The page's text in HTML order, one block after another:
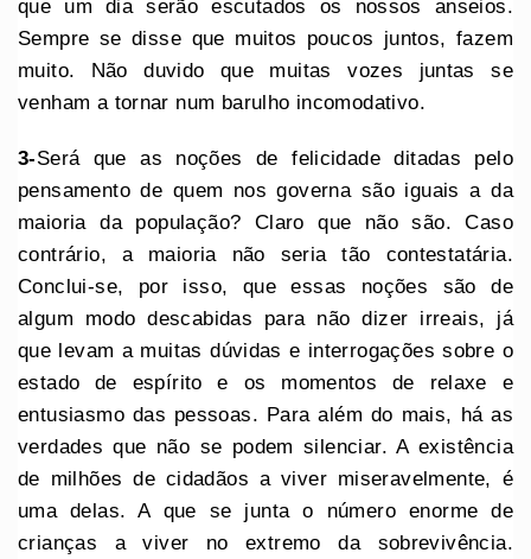
que um dia serão escutados os nossos anseios.
Sempre se disse que muitos poucos juntos, fazem
muito. Não duvido que muitas vozes juntas se
venham a tornar num barulho incomodativo.
3-Será que as noções de felicidade ditadas pelo
pensamento de quem nos governa são iguais a da
maioria da população? Claro que não são. Caso
contrário, a maioria não seria tão contestatária.
Conclui-se, por isso, que essas noções são de
algum modo descabidas para não dizer irreais, já
que levam a muitas dúvidas e interrogações sobre o
estado de espírito e os momentos de relaxe e
entusiasmo das pessoas. Para além do mais, há as
verdades que não se podem silenciar. A existência
de milhões de cidadãos a viver miseravelmente, é
uma delas. A que se junta o número enorme de
crianças a viver no extremo da sobrevivência.